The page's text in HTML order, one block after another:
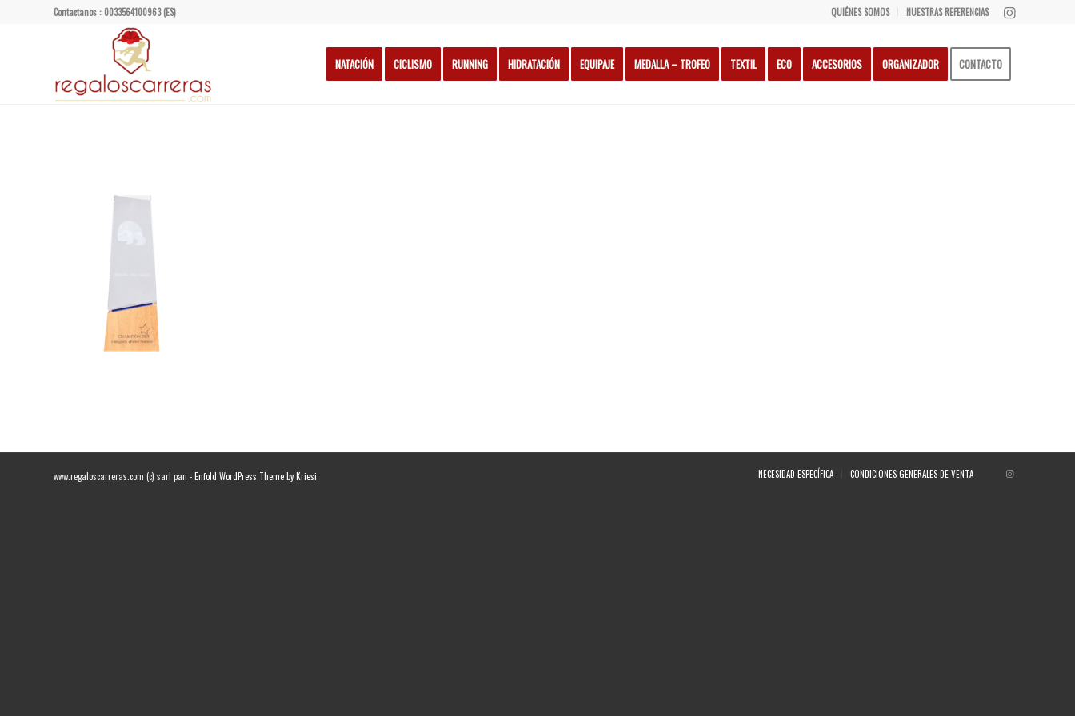
QUIÉNES SOMOS NUESTRAS REFERENCIAS
Contactanos : 0033564100963 (ES)
NATACIÓN CICLISMO RUNNING HIDRATACIÓN EQUIPAJE MEDALLA – TROFEO TEXTIL ECO ACCESORIOS ORGANIZADOR CONTACTO
www.regaloscarreras.com (c) sarl pan -Enfold WordPress Theme by Kriesi NECESIDAD ESPECÍFICA CONDICIONES GENERALES DE VENTA